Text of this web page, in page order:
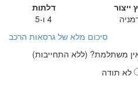
ייצור
דלתות
4 ו-5
סיכום מלא של גרסאות הרכב
משתלמת? (ללא התחייבות)
לא תודה